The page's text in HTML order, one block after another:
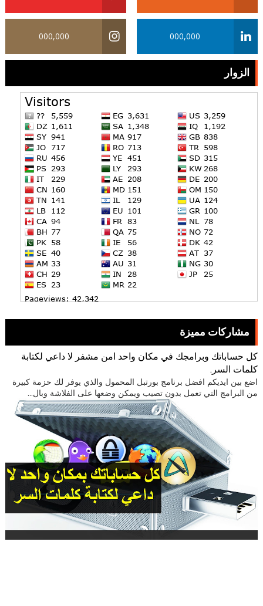
000,000
000,000
الزوار
مشاركات مميزة
كل حساباتك وبرامجك في مكان واحد امن مشفر لا داعي لكتابة
كلمات السر.
اضع بين ايديكم افضل برنامج بورتبل المحمول والذي يوفر لك حزمة كبيرة
من البرامج التي تعمل بدون تصيب ويمكن وضعها على الفلاشة وبال...